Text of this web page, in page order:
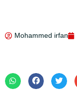
Mohammed irfan